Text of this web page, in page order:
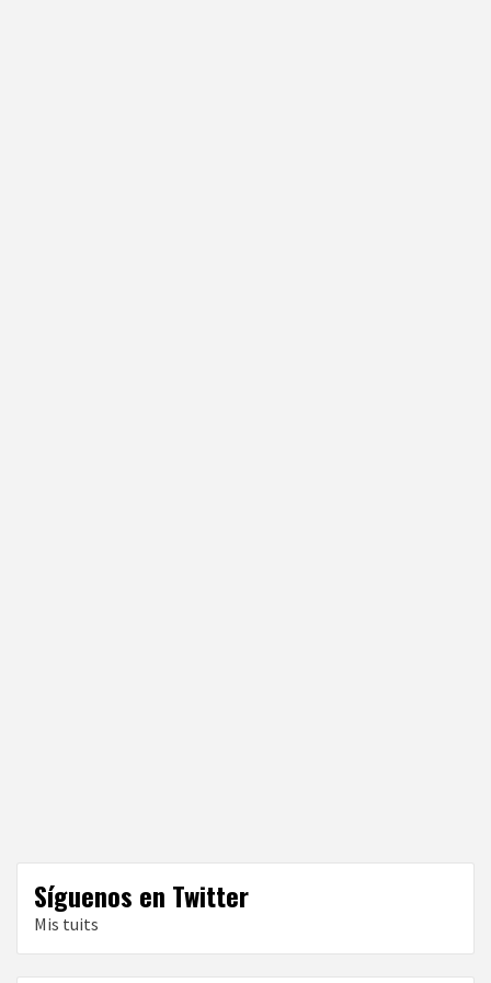
Síguenos en Twitter
Mis tuits